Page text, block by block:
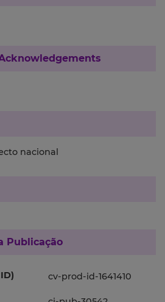
nacional
Publicação
cv-prod-id-1641410